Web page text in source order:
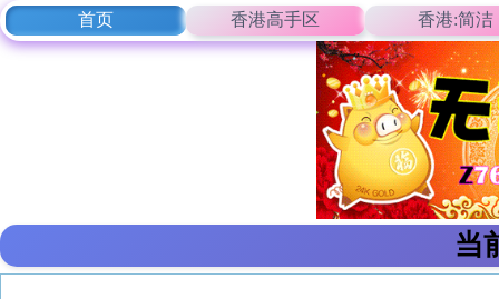
首页 香港高手区 香港:简洁
当